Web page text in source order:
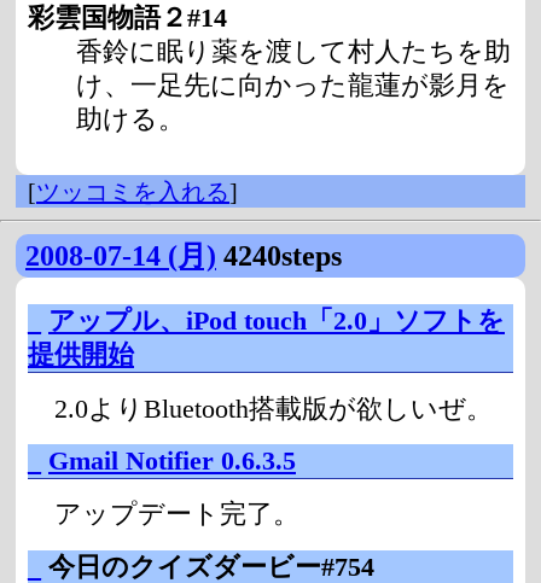
彩雲国物語２#14
香鈴に眠り薬を渡して村人たちを助
け、一足先に向かった龍蓮が影月を
助ける。
[ツッコミを入れる]
2008-07-14 (月) 4240steps
アップル、iPod touch「2.0」ソフトを
提供開始
2.0よりBluetooth搭載版が欲しいぜ。
Gmail Notifier 0.6.3.5
アップデート完了。
今日のクイズダービー#754